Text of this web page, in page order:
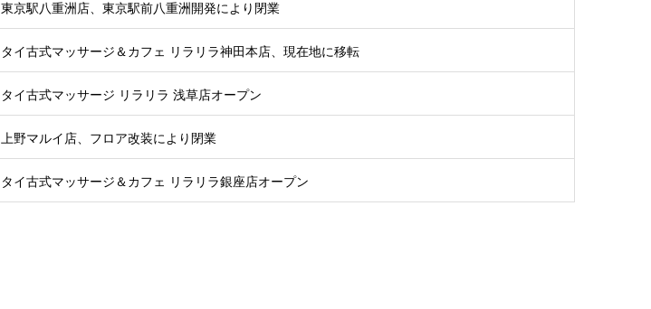
東京駅八重洲店、東京駅前八重洲開発により閉業
タイ古式マッサージ＆カフェ リラリラ神田本店、現在地に移転
タイ古式マッサージ リラリラ 浅草店オープン
上野マルイ店、フロア改装により閉業
タイ古式マッサージ＆カフェ リラリラ銀座店オープン